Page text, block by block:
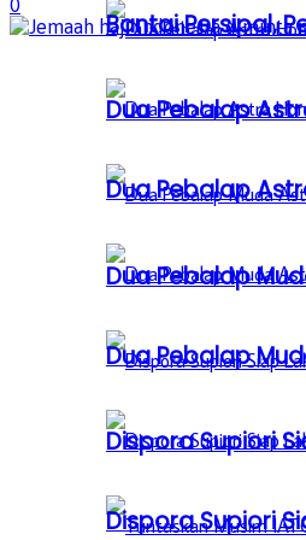
Dua Pebalap
Dua Pebalap
Dispora Supiori
Bantai Persipal,
Dua Pebalap
Dua Pebalap
Dispora Supiori
0